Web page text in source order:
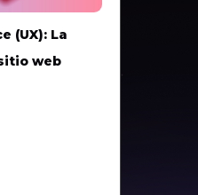
(UX): La
web